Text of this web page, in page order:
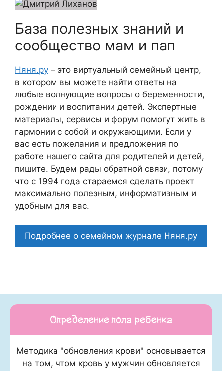
База полезных знаний и
сообщество мам и пап
Няня.ру – это виртуальный семейный центр,
в котором вы можете найти ответы на
любые волнующие вопросы о беременности,
рождении и воспитании детей. Экспертные
материалы, сервисы и форум помогут жить в
гармонии с собой и окружающими. Если у
вас есть пожелания и предложения по
работе нашего сайта для родителей и детей,
пишите. Будем рады обратной связи, потому
что c 1994 года стараемся сделать проект
максимально полезным, информативным и
удобным для вас.
Подробнее о семейном журнале Няня.ру
Определение пола ребенка
Методика "обновления крови" основывается
на том, чтом кровь у мужчин обновляется